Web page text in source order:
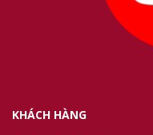
KHÁCH HÀNG